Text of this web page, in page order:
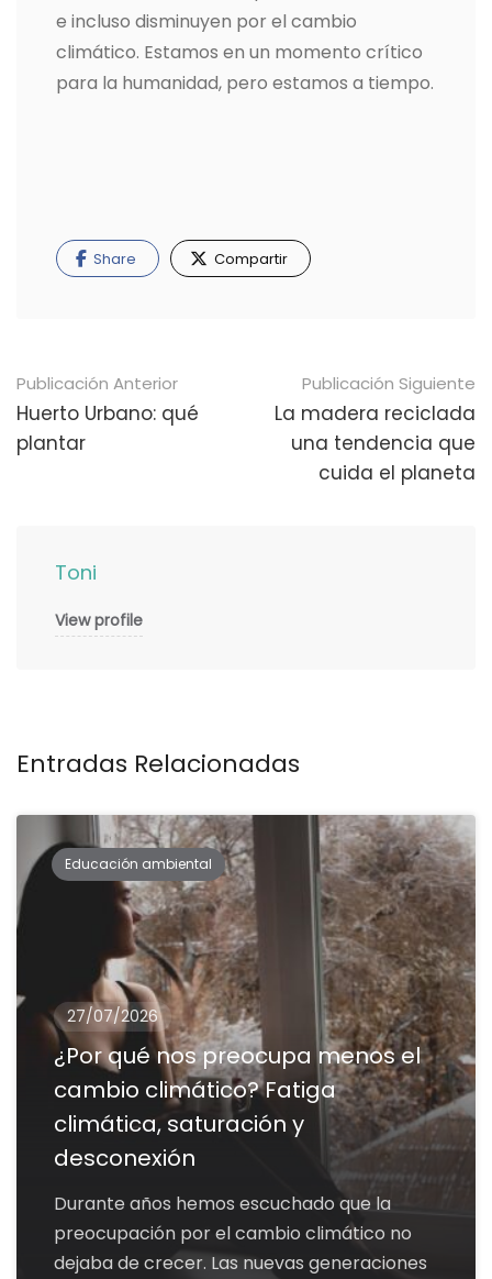
e incluso disminuyen por el cambio
climático. Estamos en un momento crítico
para la humanidad, pero estamos a tiempo.
Share Compartir
Navegación
de
publicaciones
Publicación Anterior
Huerto Urbano: qué
plantar
Publicación Siguiente
La madera reciclada
una tendencia que
cuida el planeta
Toni
View profile
Entradas Relacionadas
Educación ambiental
27/07/2026
¿Por qué nos preocupa menos el
cambio climático? Fatiga
climática, saturación y
desconexión
Durante años hemos escuchado que la
preocupación por el cambio climático no
dejaba de crecer. Las nuevas generaciones